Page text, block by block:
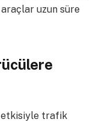
uzun süre
etkisiyle trafik